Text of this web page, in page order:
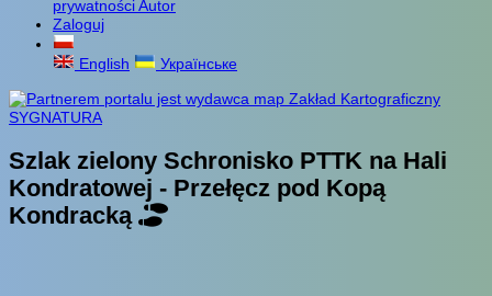
prywatnościAutor
Zaloguj
English Українське
Szlak zielony Schronisko PTTK na Hali
Kondratowej - Przełęcz pod Kopą
Kondracką